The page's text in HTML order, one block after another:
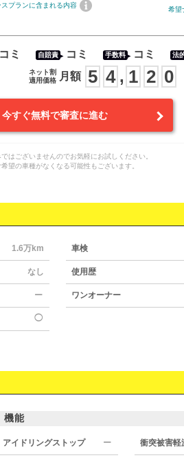
スプランに含まれる内容
希望
コミ 自賠責 コミ 手数料 コミ 法
ネット割
適用価格
月額 5 4 , 1 2 0
今すぐ無料で審査に進む
はございませんのでお気軽にお試しください。
望の車種がなくなる可能性もございます。
1.6万km 車検
なし 使用歴
ー ワンオーナー
◯
機能
アイドリングストップ ー 衝突被害軽